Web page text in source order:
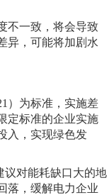
不一致，将会导致
异，可能将加剧水
）为标准，实施差
定标准的企业实施
入，实现绿色发
议对能耗缺口大的地
落，缓解电力企业